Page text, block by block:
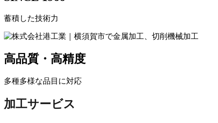
蓄積した技術力
高品質・高精度
多種多様な品目に対応
加工サービス